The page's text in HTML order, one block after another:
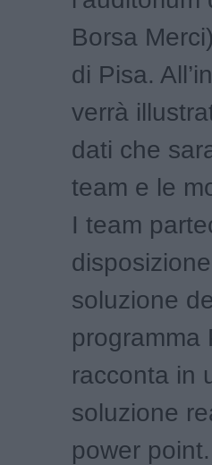
Borsa
di Pisa.
verrà
dati che
team e le
I team
soluzione
programma
racconta in
soluzione
power